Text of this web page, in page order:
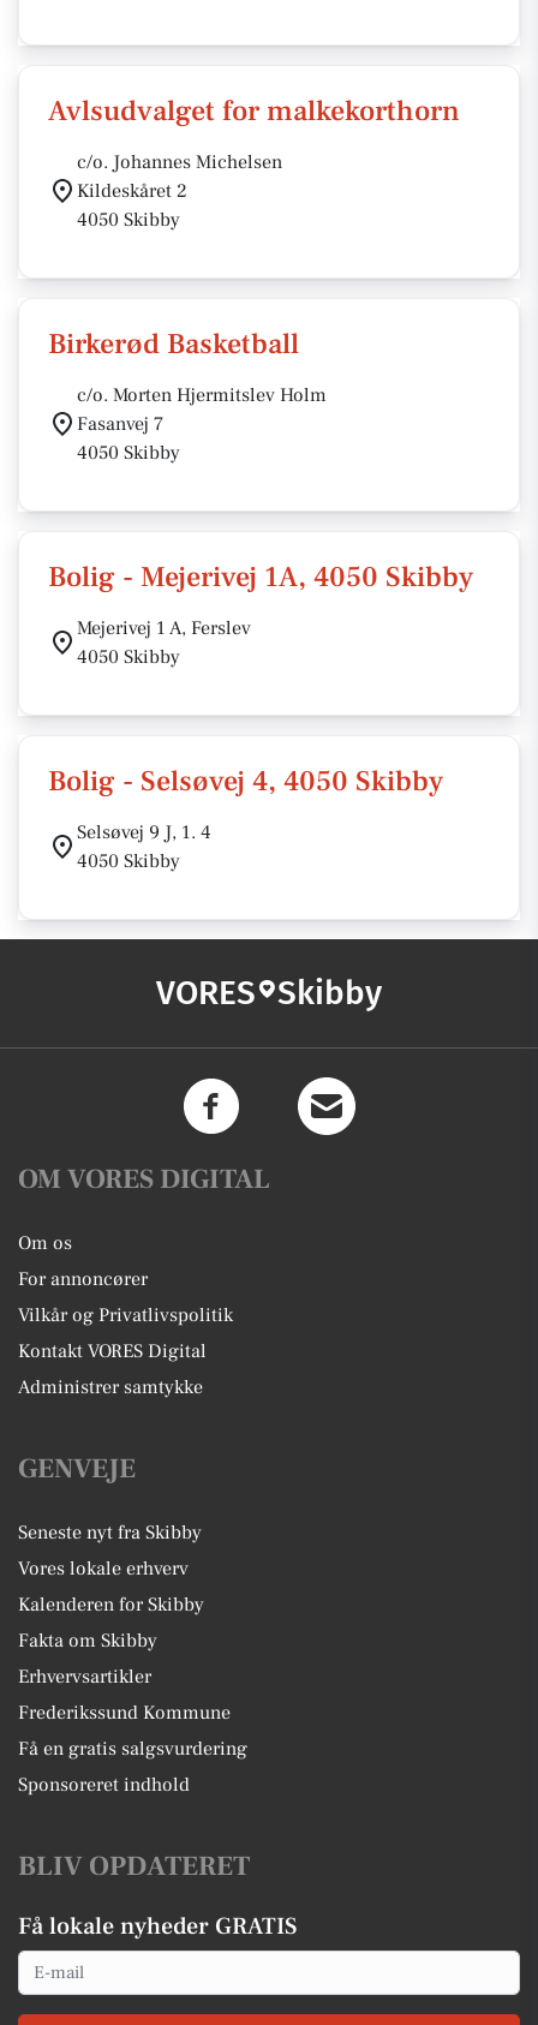
Avlsudvalget for malkekorthorn
c/o. Johannes Michelsen
Kildeskåret 2
4050 Skibby
Birkerød Basketball
c/o. Morten Hjermitslev Holm
Fasanvej 7
4050 Skibby
Bolig - Mejerivej 1A, 4050 Skibby
Mejerivej 1 A, Ferslev
4050 Skibby
Bolig - Selsøvej 4, 4050 Skibby
Selsøvej 9 J, 1. 4
4050 Skibby
VORES Skibby
OM VORES DIGITAL
Om os
For annoncører
Vilkår og Privatlivspolitik
Kontakt VORES Digital
Administrer samtykke
GENVEJE
Seneste nyt fra Skibby
Vores lokale erhverv
Kalenderen for Skibby
Fakta om Skibby
Erhvervsartikler
Frederikssund Kommune
Få en gratis salgsvurdering
Sponsoreret indhold
BLIV OPDATERET
Få lokale nyheder GRATIS
Email